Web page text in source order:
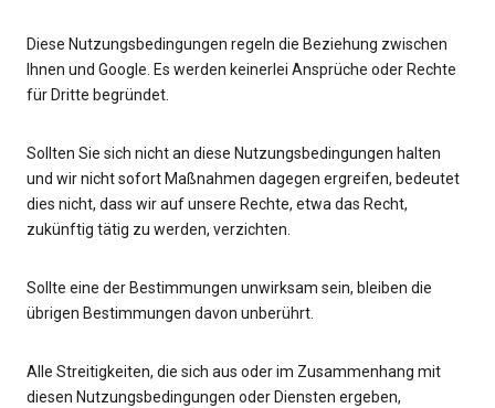
Diese Nutzungsbedingungen regeln die Beziehung zwischen
Ihnen und Google. Es werden keinerlei Ansprüche oder Rechte
für Dritte begründet.
Sollten Sie sich nicht an diese Nutzungsbedingungen halten
und wir nicht sofort Maßnahmen dagegen ergreifen, bedeutet
dies nicht, dass wir auf unsere Rechte, etwa das Recht,
zukünftig tätig zu werden, verzichten.
Sollte eine der Bestimmungen unwirksam sein, bleiben die
übrigen Bestimmungen davon unberührt.
Alle Streitigkeiten, die sich aus oder im Zusammenhang mit
diesen Nutzungsbedingungen oder Diensten ergeben,